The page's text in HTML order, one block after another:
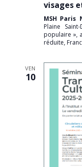
visages
MSH Paris
Plaine
populaire »,
réduite,
VEN
10